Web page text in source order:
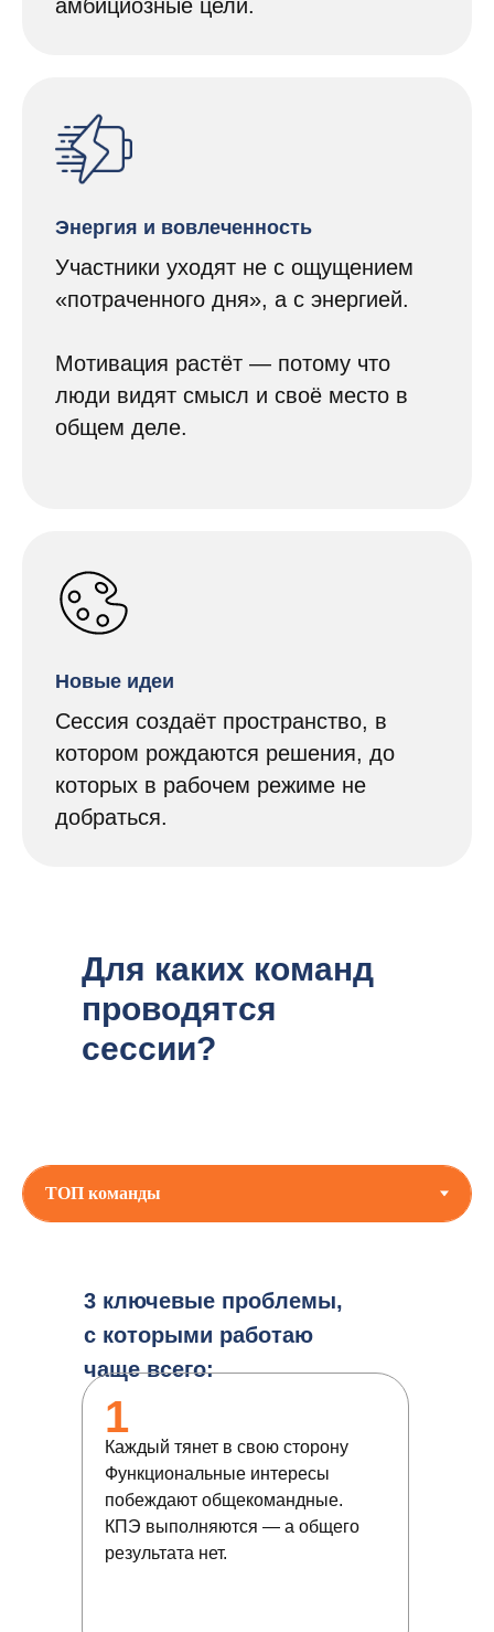
амбициозные цели.
Энергия и вовлеченность
Участники уходят не с ощущением
«потраченного дня», а с энергией.
Мотивация растёт — потому что
люди видят смысл и своё место в
общем деле.
Новые идеи
Сессия создаёт пространство, в
котором рождаются решения, до
которых в рабочем режиме не
добраться.
Для каких команд
проводятся
сессии?
3 ключевые проблемы,
с которыми работаю
чаще всего:
1
Каждый тянет в свою сторону
Функциональные интересы
побеждают общекомандные.
КПЭ выполняются — а общего
результата нет.